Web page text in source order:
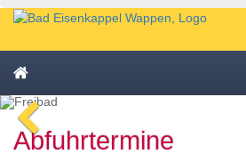
Schnellmenü
Zur
springen,
Accesskey
Zur
Hauptnavigation
springen,
Schnellmenü
zurück
Bild
Zum
Schnellmenü
zurück
Abfuhrtermine